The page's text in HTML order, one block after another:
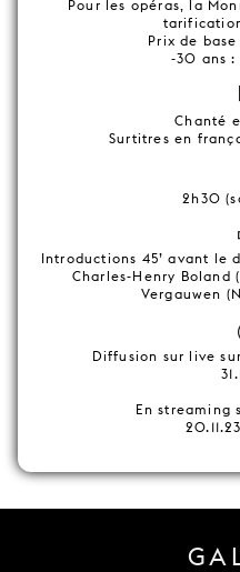
Pour les opéras, la
Prix de base
-30 ans
Chanté
Surtitres en
2h30
Introductions 45’ avant le
Charles-Henry Boland
Vergauwen
Diffusion sur live
En streaming